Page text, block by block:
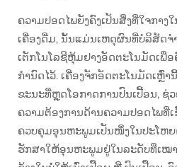
ຄວາມປອດໄພຍັງຄົງເປັນສິ່ງທີ່ໃຈກາ
ເຄື່ອງດື່ມ, ນັ້ນແມ່ນເຫດຸຜົນທີ່ບໍລິສັດ
ເຕັກໂນໂລຊີຫຸ້ມຢາງອັດຕະໂນມັດເພື່
ກຳນົດໄວ້. ເຄື່ອງຈັກອັດຕະໂນມັດເຫຼົ່
ຂະນະທີ່ຫຼຸດໂອກາດການປົນເປື້ອນ,
ຄວາມຕ້ອງການດ້ານຄວາມປອດໄພທີ່
ຄວບຄຸມອຸນຫະພູມເປັນໜຶ່ງໃນປະໂຫ
ຮັກສາໃຫ້ອຸນຫະພູມຢູ່ໃນລະດັບທີ່ເໝ